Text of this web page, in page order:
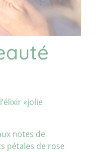
«jolie
notes de
pétales de rose